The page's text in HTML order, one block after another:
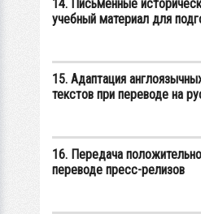
14. Письменные
учебный материал для
15. Адаптация
текстов при переводе на
16. Передача
переводе пресс-релизов